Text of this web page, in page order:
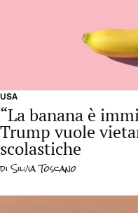
USA
“La banana è
Trump vuole
scolastiche
diSilvia Toscano